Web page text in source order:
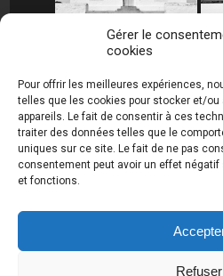
Gérer le
cookies
Pour offrir les meilleures expériences,
telles que les cookies pour stocker et/
appareils. Le fait de consentir à ces
traiter des données telles que le
uniques sur ce site. Le fait de ne pas
consentement peut avoir un effet
et fonctions.
Refuser
raynaud.com ©
la propriété de